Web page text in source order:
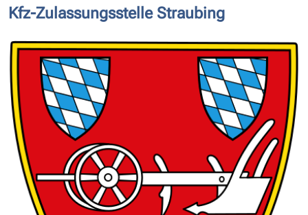
Kfz-Zulassungsstelle Straubing